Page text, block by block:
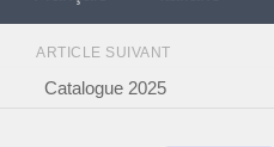
ARTICLE SUIVANT
Catalogue 2025